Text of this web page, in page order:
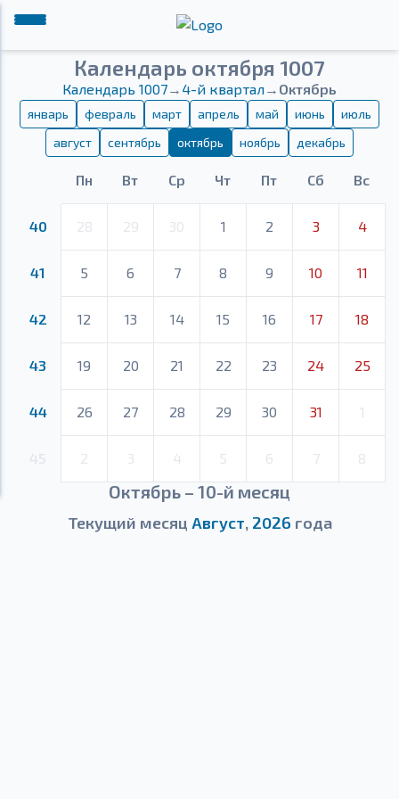
Календарь октября 1007
Календарь 1007→ 4-й квартал→ Октябрь
январь февраль март апрель май июнь
июль
август
сентябрь октябрь ноябрь декабрь
Пн Вт Ср Чт Пт Сб Вс
40 28 29 30 1 2 3 4
41 5 6 7 8 9 10 11
42 12 13 14 15 16 17 18
43 19 20 21 22 23 24 25
44 26 27 28 29 30 31 1
2 3 4 5 6 7 8
Октябрь – 10-й месяц
Текущий месяц Август, 2026 года